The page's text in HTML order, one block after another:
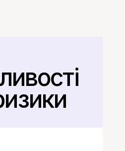
Назад